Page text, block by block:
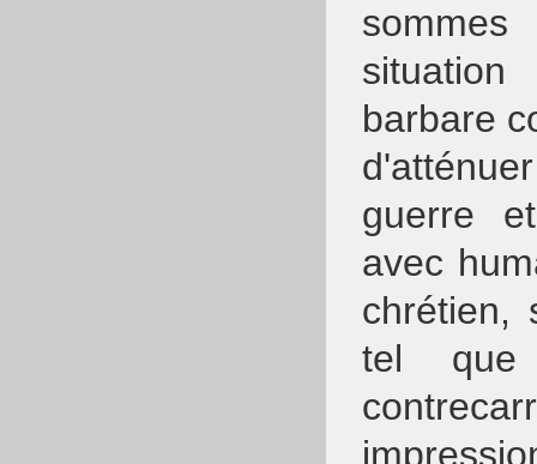
barbare
guerre
avec
chrétien,
tel que